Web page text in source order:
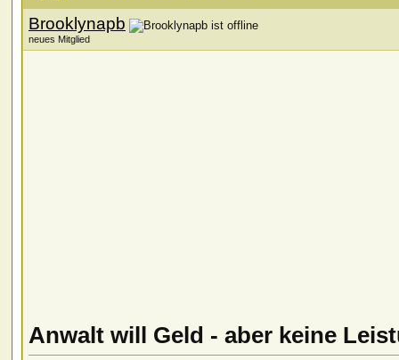
Brooklynapb
neues Mitglied
Anwalt will Geld - aber keine